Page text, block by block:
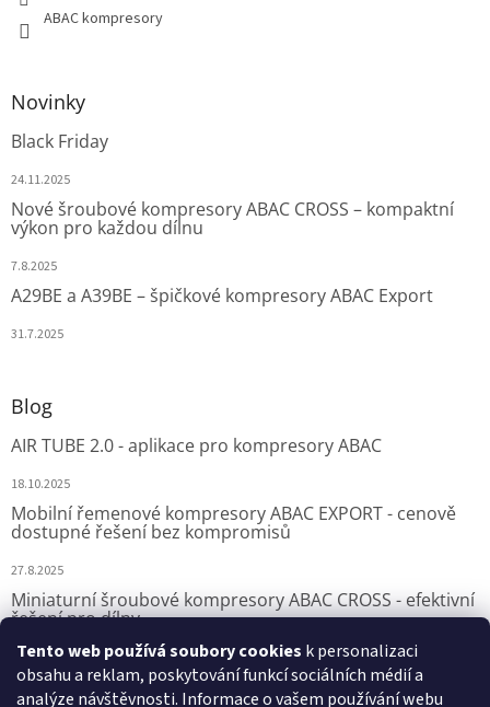
Tento web používá soubory cookies k personalizaci
obsahu a reklam, poskytování funkcí sociálních médií a
analýze návštěvnosti. Informace o vašem používání webu
ABAC kompresory
Novinky
Black Friday
24.11.2025
Nové šroubové kompresory ABAC CROSS – kompaktní
výkon pro každou dílnu
7.8.2025
A29BE a A39BE – špičkové kompresory ABAC Export
31.7.2025
Blog
AIR TUBE 2.0 - aplikace pro kompresory ABAC
18.10.2025
Mobilní řemenové kompresory ABAC EXPORT - cenově
dostupné řešení bez kompromisů
27.8.2025
Miniaturní šroubové kompresory ABAC CROSS - efektivní
řešení pro dílny
7.8.2025